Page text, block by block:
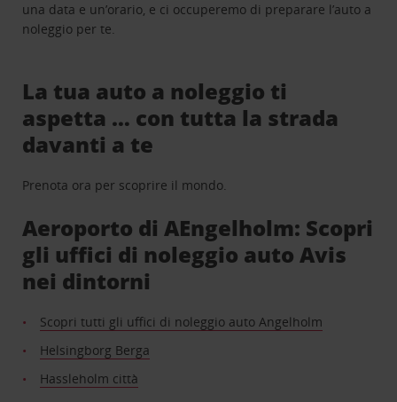
una data e un’orario, e ci occuperemo di preparare l’auto a
noleggio per te.
La tua auto a noleggio ti
aspetta … con tutta la strada
davanti a te
Prenota ora per scoprire il mondo.
Aeroporto di AEngelholm: Scopri
gli uffici di noleggio auto Avis
nei dintorni
Scopri tutti gli uffici di noleggio auto Angelholm
Helsingborg Berga
Hassleholm città